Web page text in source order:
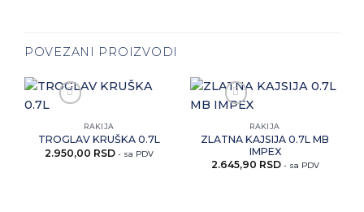
POVEZANI PROIZVODI
Zaprati ovaj artikal
RAKIJA
TROGLAV KRUŠKA 0.7L
2.950,00 RSD - sa PDV
Zaprati ovaj artikal
RAKIJA
ZLATNA KAJSIJA 0.7L MB
IMPEX
2.645,90 RSD - sa PDV